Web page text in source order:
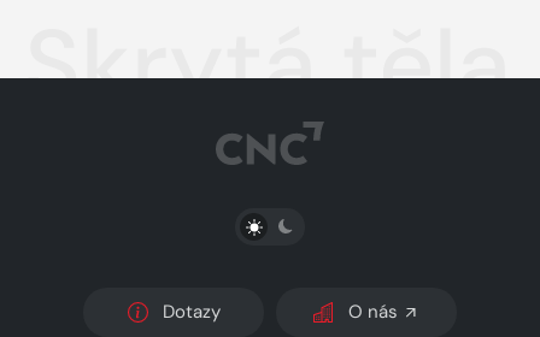
Skrytá těla
PŘEPNOUT SVĚTLÝ/TMAVÝ REŽIM
Dotazy O nás